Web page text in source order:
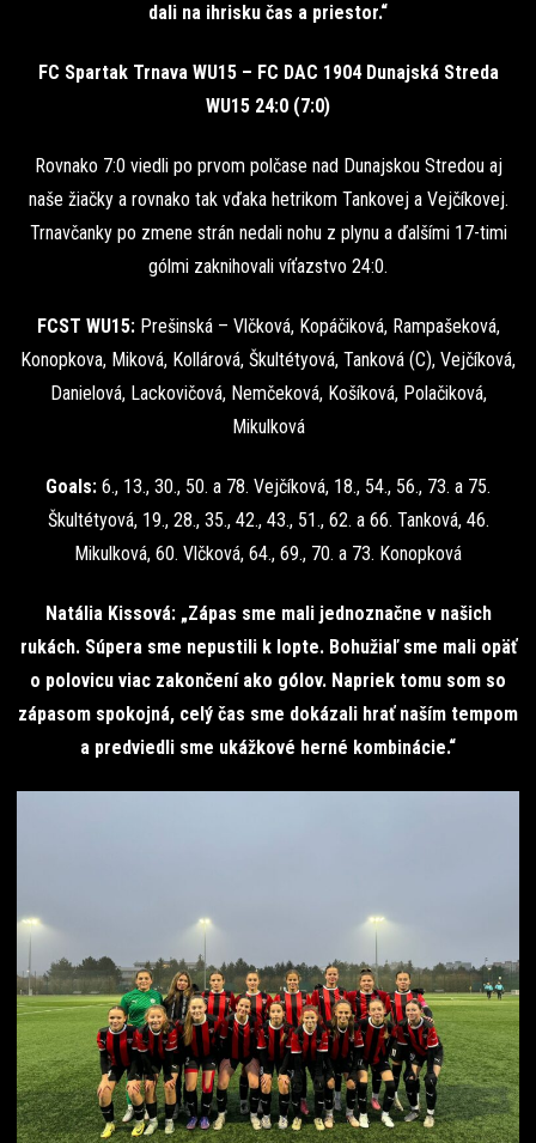
dali na ihrisku čas a priestor.“
FC Spartak Trnava WU15 – FC DAC 1904 Dunajská Streda
WU15 24:0 (7:0)
Rovnako 7:0 viedli po prvom polčase nad Dunajskou Stredou aj
naše žiačky a rovnako tak vďaka hetrikom Tankovej a Vejčíkovej.
Trnavčanky po zmene strán nedali nohu z plynu a ďalšími 17-timi
gólmi zaknihovali víťazstvo 24:0.
FCST WU15: Prešinská – Vlčková, Kopáčiková, Rampašeková,
Konopkova, Miková, Kollárová, Škultétyová, Tanková (C), Vejčíková,
Danielová, Lackovičová, Nemčeková, Košíková, Polačiková,
Mikulková
Goals: 6., 13., 30., 50. a 78. Vejčíková, 18., 54., 56., 73. a 75.
Škultétyová, 19., 28., 35., 42., 43., 51., 62. a 66. Tanková, 46.
Mikulková, 60. Vlčková, 64., 69., 70. a 73. Konopková
Natália Kissová: „Zápas sme mali jednoznačne v našich
rukách. Súpera sme nepustili k lopte. Bohužiaľ sme mali opäť
o polovicu viac zakončení ako gólov. Napriek tomu som so
zápasom spokojná, celý čas sme dokázali hrať naším tempom
a predviedli sme ukážkové herné kombinácie.“